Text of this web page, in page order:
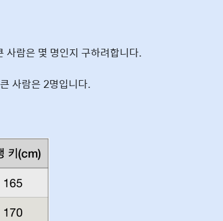
사람은 몇 명인지 구하려합니다.
사람은 2명입니다.